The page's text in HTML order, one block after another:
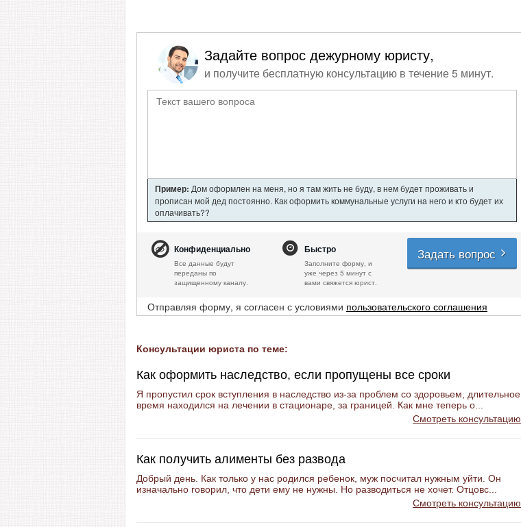
Задайте вопрос дежурному юристу,
и получите бесплатную консультацию в течение 5 минут.
Пример: Дом оформлен на меня, но я там жить не буду, в нем будет проживать и
прописан мой дед постоянно. Как оформить коммунальные услуги на него и кто будет их
оплачивать??
Конфиденциально
Все данные будут
переданы по
защищенному каналу.
Быстро
Заполните форму, и
уже через 5 минут с
вами свяжется юрист.
Задать вопрос
Отправляя форму, я согласен с условиями пользовательского соглашения
Консультации юриста по теме:
Как оформить наследство, если пропущены все сроки
Я пропустил срок вступления в наследство из-за проблем со здоровьем, длительное
время находился на лечении в стационаре, за границей. Как мне теперь о...
Смотреть консультацию
Как получить алименты без развода
Добрый день. Как только у нас родился ребенок, муж посчитал нужным уйти. Он
изначально говорил, что дети ему не нужны. Но разводиться не хочет. Отцовс...
Смотреть консультацию